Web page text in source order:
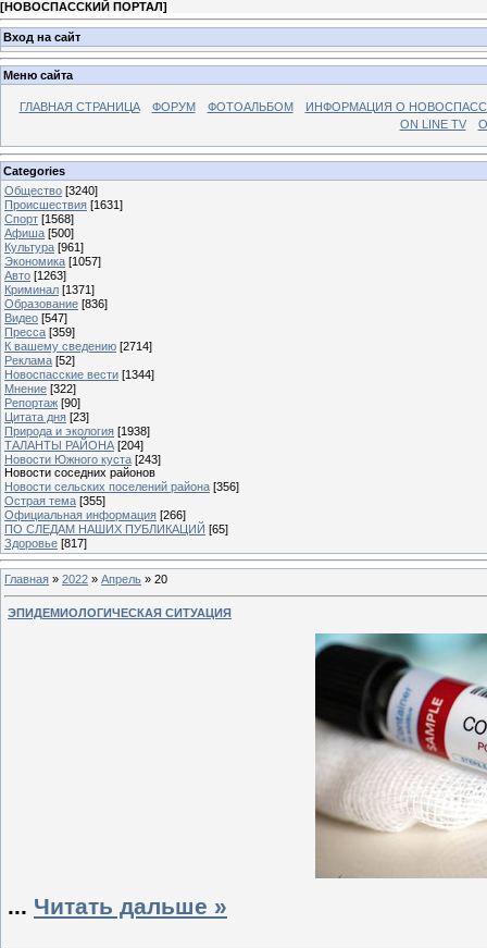
[НОВОСПАССКИЙ ПОРТАЛ]
Вход на сайт
Меню сайта
ГЛАВНАЯ СТРАНИЦА ФОРУМ ФОТОАЛЬБОМ
ИНФОРМАЦИЯ О
ON LINE TV
Categories
Общество [3240]
Происшествия [1631]
Спорт [1568]
Афиша [500]
Культура [961]
Экономика [1057]
Авто [1263]
Криминал [1371]
Образование [836]
Видео [547]
Пресса [359]
К вашему сведению [2714]
Реклама [52]
Новоспасские вести [1344]
Мнение [322]
Репортаж [90]
Цитата дня [23]
Природа и экология [1938]
ТАЛАНТЫ РАЙОНА [204]
Новости Южного куста [243]
Новости соседних районов
Новости сельских поселений района [356]
Острая тема [355]
Официальная информация [266]
ПО СЛЕДАМ НАШИХ ПУБЛИКАЦИЙ [65]
Здоровье [817]
Главная » 2022 » Апрель » 20
ЭПИДЕМИОЛОГИЧЕСКАЯ СИТУАЦИЯ
... Читать дальше »